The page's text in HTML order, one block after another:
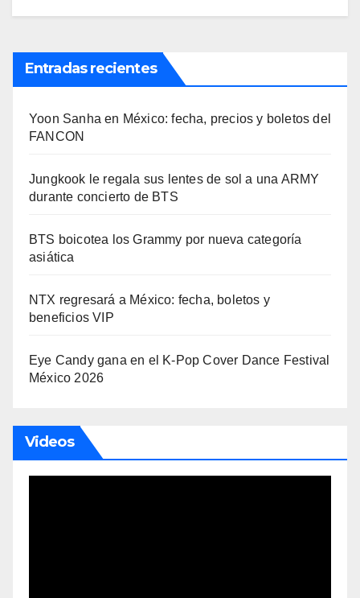
Entradas recientes
Yoon Sanha en México: fecha, precios y boletos del
FANCON
Jungkook le regala sus lentes de sol a una ARMY
durante concierto de BTS
BTS boicotea los Grammy por nueva categoría
asiática
NTX regresará a México: fecha, boletos y
beneficios VIP
Eye Candy gana en el K-Pop Cover Dance Festival
México 2026
Videos